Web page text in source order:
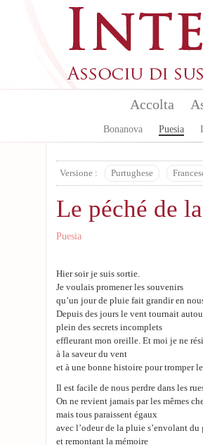
Accolta
Bonanova Puesia
Versione : Purtughese
Le péché de
Puesia
Hier soir je suis sortie.
Je voulais promener les souvenirs
qu’un jour de pluie fait grandir en
Depuis des jours le vent tournait
plein des secrets incomplets
effleurant mon oreille. Et moi je ne
à la saveur du vent
et à une bonne histoire pour tromper
Il est facile de nous perdre dans les
On ne revient jamais par les mêmes
mais tous paraissent égaux
avec l’odeur de la pluie s’envolant du
et remontant la mémoire